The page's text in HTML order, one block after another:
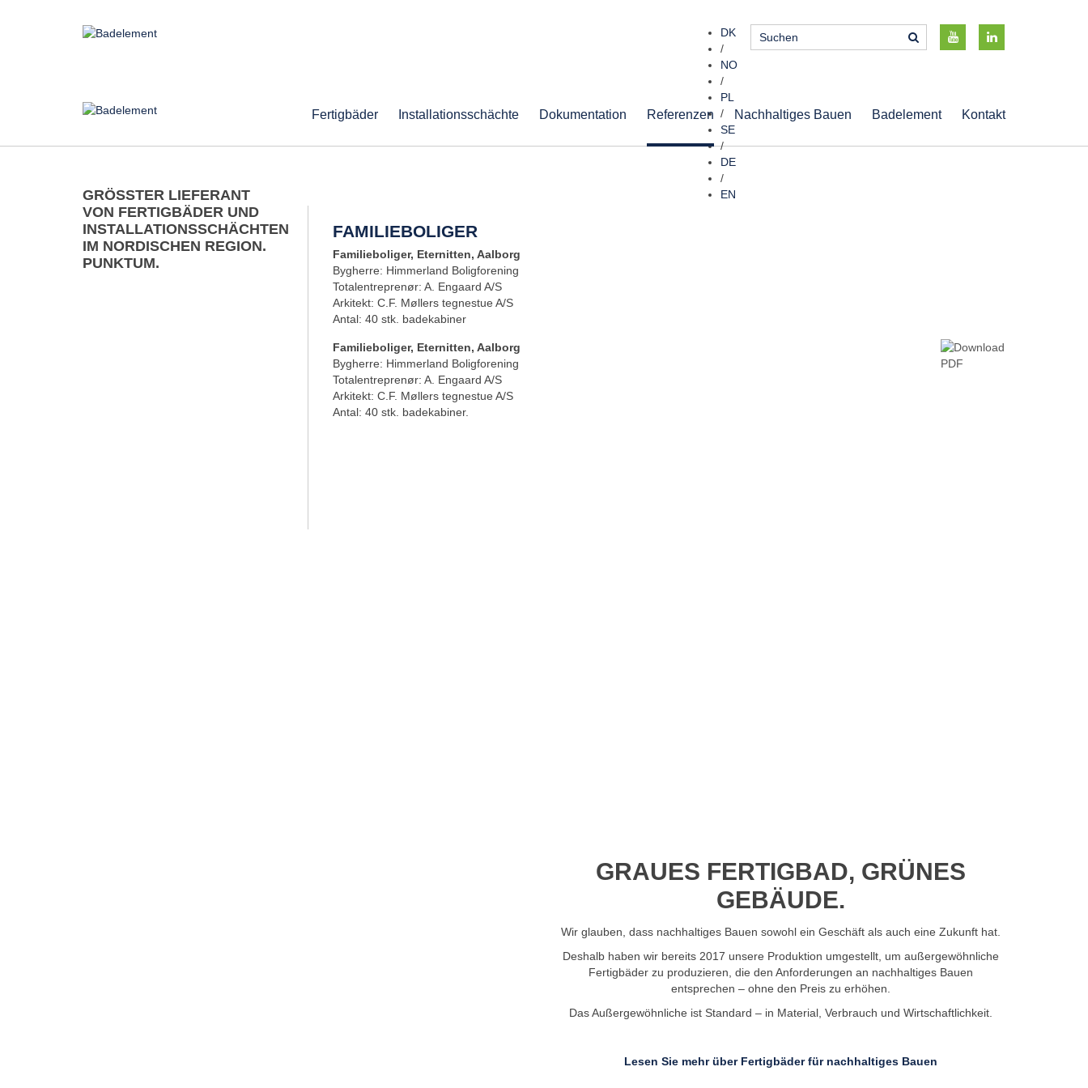
DK
/
NO
/
PL
/
SE
/
DE
/
EN
Fertigbäder Installationsschächte Dokumentation Referenzen Nachhaltiges Bauen Badelement Kontakt
GRÖSSTER LIEFERANT
VON FERTIGBÄDER UND
INSTALLATIONSSCHÄCHTEN
IM NORDISCHEN REGION.
PUNKTUM.
FAMILIEBOLIGER
Familieboliger, Eternitten, Aalborg
Bygherre: Himmerland Boligforening
Totalentreprenør: A. Engaard A/S
Arkitekt: C.F. Møllers tegnestue A/S
Antal: 40 stk. badekabiner
Familieboliger, Eternitten, Aalborg
Bygherre: Himmerland Boligforening
Totalentreprenør: A. Engaard A/S
Arkitekt: C.F. Møllers tegnestue A/S
Antal: 40 stk. badekabiner.
GRAUES FERTIGBAD, GRÜNES
GEBÄUDE.
Wir glauben, dass nachhaltiges Bauen sowohl ein Geschäft als auch eine Zukunft hat.
Deshalb haben wir bereits 2017 unsere Produktion umgestellt, um außergewöhnliche
Fertigbäder zu produzieren, die den Anforderungen an nachhaltiges Bauen
entsprechen – ohne den Preis zu erhöhen.
Das Außergewöhnliche ist Standard – in Material, Verbrauch und Wirtschaftlichkeit.
Lesen Sie mehr über Fertigbäder für nachhaltiges Bauen